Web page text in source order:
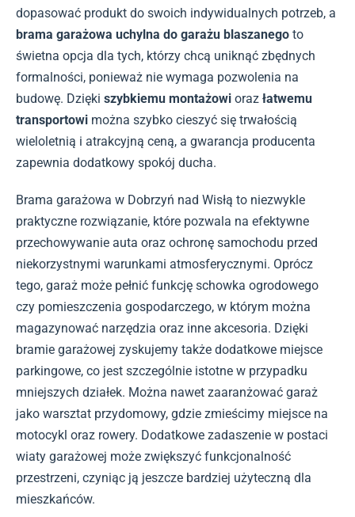
dopasować produkt do swoich indywidualnych potrzeb, a
brama garażowa uchylna do garażu blaszanego to
świetna opcja dla tych, którzy chcą uniknąć zbędnych
formalności, ponieważ nie wymaga pozwolenia na
budowę. Dzięki szybkiemu montażowi oraz łatwemu
transportowi można szybko cieszyć się trwałością
wieloletnią i atrakcyjną ceną, a gwarancja producenta
zapewnia dodatkowy spokój ducha.
Brama garażowa w Dobrzyń nad Wisłą to niezwykle
praktyczne rozwiązanie, które pozwala na efektywne
przechowywanie auta oraz ochronę samochodu przed
niekorzystnymi warunkami atmosferycznymi. Oprócz
tego, garaż może pełnić funkcję schowka ogrodowego
czy pomieszczenia gospodarczego, w którym można
magazynować narzędzia oraz inne akcesoria. Dzięki
bramie garażowej zyskujemy także dodatkowe miejsce
parkingowe, co jest szczególnie istotne w przypadku
mniejszych działek. Można nawet zaaranżować garaż
jako warsztat przydomowy, gdzie zmieścimy miejsce na
motocykl oraz rowery. Dodatkowe zadaszenie w postaci
wiaty garażowej może zwiększyć funkcjonalność
przestrzeni, czyniąc ją jeszcze bardziej użyteczną dla
mieszkańców.